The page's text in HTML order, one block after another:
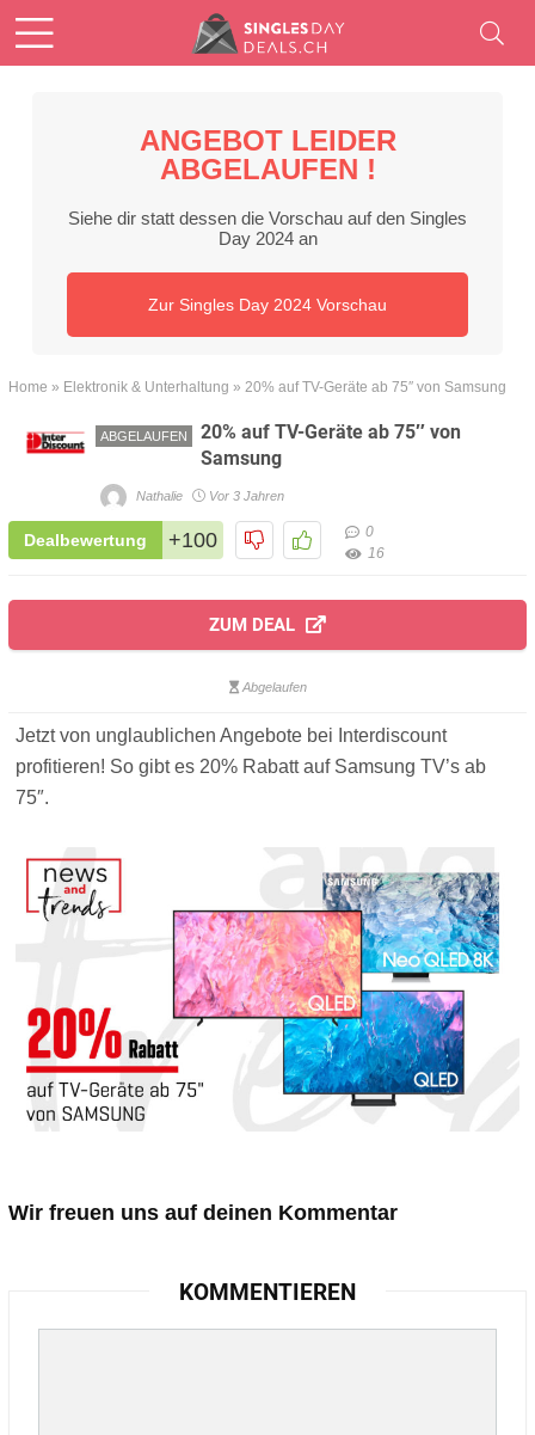
ANGEBOT LEIDER
ABGELAUFEN !
Siehe dir statt dessen die Vorschau auf den Singles
Day 2024 an
Zur Singles Day 2024 Vorschau
Home » Elektronik & Unterhaltung » 20% auf TV-Geräte ab 75″ von Samsung
ABGELAUFEN
20% auf TV-Geräte ab 75″ von
Samsung
Nathalie Vor 3 Jahren
Dealbewertung +100
0
16
ZUM DEAL
Abgelaufen
Jetzt von unglaublichen Angebote bei Interdiscount
profitieren! So gibt es 20% Rabatt auf Samsung TV’s ab
75″.
Wir freuen uns auf deinen Kommentar
KOMMENTIEREN